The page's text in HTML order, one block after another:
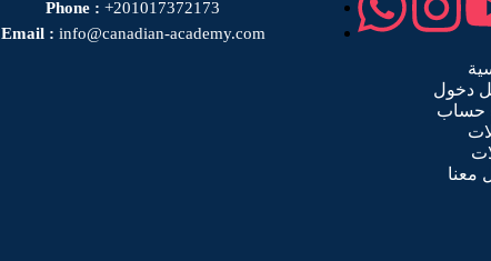
دخول
حساب
معنا
Phone : +201017372173
Email : info@canadian-academy.com